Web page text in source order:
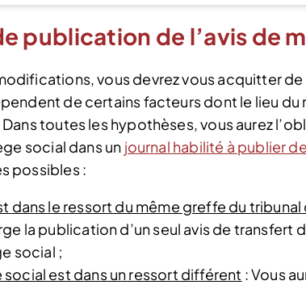
publication de l’avis de
vous devrez vous acquitter
de certains facteurs dont le lieu du
toutes les hypothèses, vous aurez
social dans un journal habilité à publier
possibles :
dans le ressort du même greffe du
la publication d’un seul avis de transfert
social ;
social est dans un ressort différent : Vous